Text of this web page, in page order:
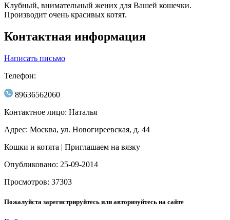
Клубный, внимательный жених для Вашей кошечки.
Производит очень красивых котят.
Контактная информация
Написать письмо
Телефон:
89636562060
Контактное лицо: Наталья
Адрес: Москва, ул. Новогиреевская, д. 44
Кошки и котята | Приглашаем на вязку
Опубликовано: 25-09-2014
Просмотров: 37303
Пожалуйста зарегистрируйтесь или авторизуйтесь на сайте